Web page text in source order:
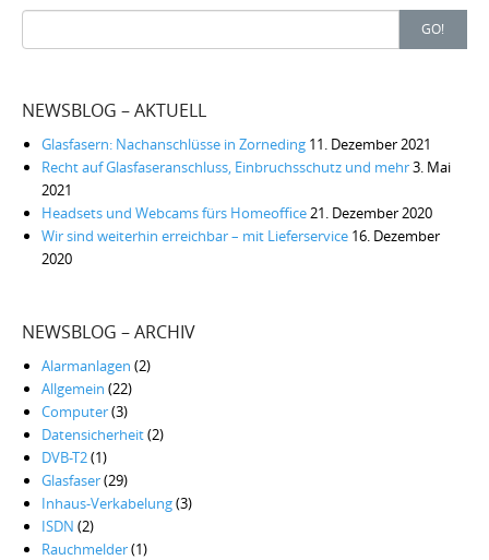
Search
for:
GO!
NEWSBLOG – AKTUELL
Glasfasern: Nachanschlüsse in Zorneding 11. Dezember 2021
Recht auf Glasfaseranschluss, Einbruchsschutz und mehr3. Mai
2021
Headsets und Webcams fürs Homeoffice21. Dezember 2020
Wir sind weiterhin erreichbar – mit Lieferservice 16. Dezember
2020
NEWSBLOG – ARCHIV
Alarmanlagen (2)
Allgemein (22)
Computer(3)
Datensicherheit(2)
DVB-T2(1)
Glasfaser(29)
Inhaus-Verkabelung(3)
ISDN (2)
Rauchmelder(1)